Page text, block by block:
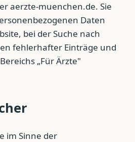
aerzte-muenchen.de. Sie
Daten
bei der Suche nach
fehlerhafter Einträge und
„Für Ärzte"
im Sinne der